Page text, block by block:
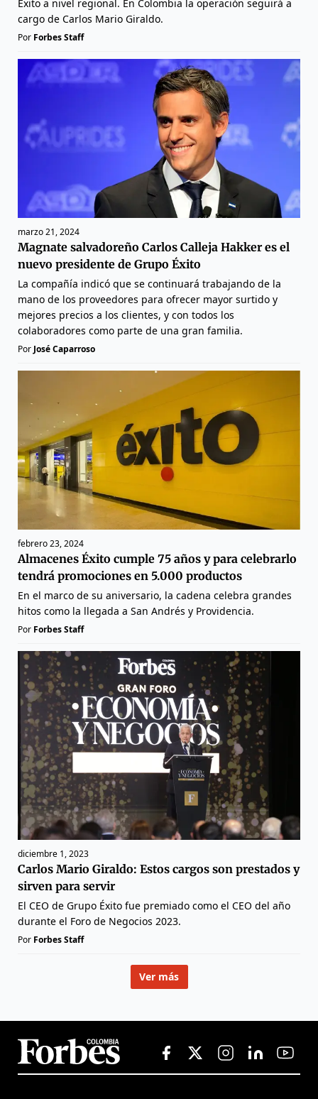
Éxito a nivel regional. En Colombia la operación seguirá a
cargo de Carlos Mario Giraldo.
Por Forbes Staff
marzo 21, 2024
Magnate salvadoreño Carlos Calleja Hakker es el
nuevo presidente de Grupo Éxito
La compañía indicó que se continuará trabajando de la
mano de los proveedores para ofrecer mayor surtido y
mejores precios a los clientes, y con todos los
colaboradores como parte de una gran familia.
Por José Caparroso
febrero 23, 2024
Almacenes Éxito cumple 75 años y para celebrarlo
tendrá promociones en 5.000 productos
En el marco de su aniversario, la cadena celebra grandes
hitos como la llegada a San Andrés y Providencia.
Por Forbes Staff
diciembre 1, 2023
Carlos Mario Giraldo: Estos cargos son prestados y
sirven para servir
El CEO de Grupo Éxito fue premiado como el CEO del año
durante el Foro de Negocios 2023.
Por Forbes Staff
Ver más